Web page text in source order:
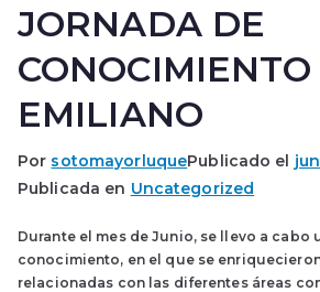
JORNADA DE
CONOCIMIENTO
EMILIANO
Por sotomayorluquePublicado el
Publicada en Uncategorized
Durante el mes de Junio, se llevo a cabo
conocimiento, en el que se
relacionadas con las diferentes áreas